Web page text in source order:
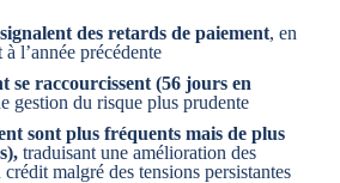
des retards de paiement, en
l’année précédente
se raccourcissent (56 jours en
gestion du risque plus prudente
sont plus fréquents mais de plus
traduisant une amélioration des
malgré des tensions persistantes